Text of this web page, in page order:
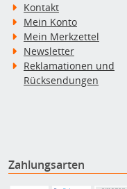
Kontakt
Mein Konto
Mein Merkzettel
Newsletter
Reklamationen und
Rücksendungen
Zahlungsarten